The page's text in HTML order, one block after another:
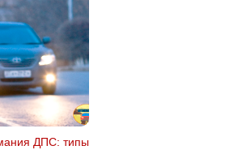
ДПС: типы